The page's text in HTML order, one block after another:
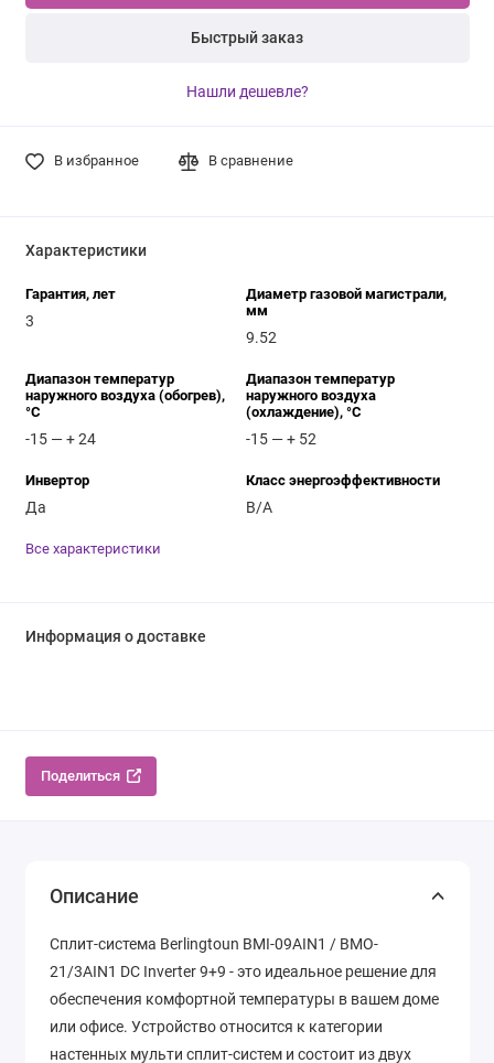
Быстрый заказ
Нашли дешевле?
В избранное В сравнение
Характеристики
Гарантия, лет
3
Диаметр газовой магистрали,
мм
9.52
Диапазон температур
наружного воздуха (обогрев),
°C
-15 — + 24
Диапазон температур
наружного воздуха
(охлаждение), °C
-15 — + 52
Инвертор
Да
Класс энергоэффективности
B/A
Все характеристики
Информация о доставке
Поделиться
Описание
Сплит-система Berlingtoun BMI-09AIN1 / BMO-
21/3AIN1 DC Inverter 9+9 - это идеальное решение для
обеспечения комфортной температуры в вашем доме
или офисе. Устройство относится к категории
настенных мульти сплит-систем и состоит из двух